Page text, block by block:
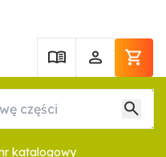
katalogowy